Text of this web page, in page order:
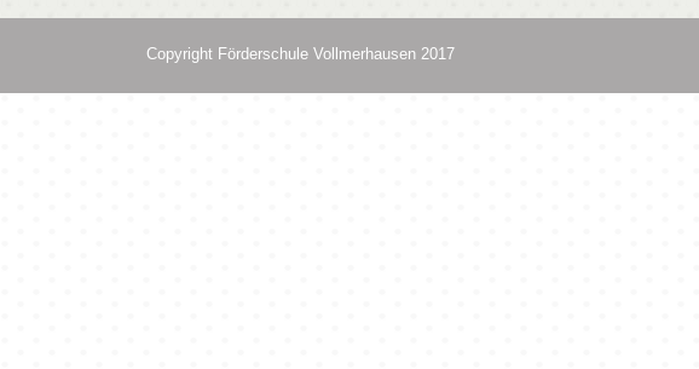
Copyright Förderschule Vollmerhausen 2017